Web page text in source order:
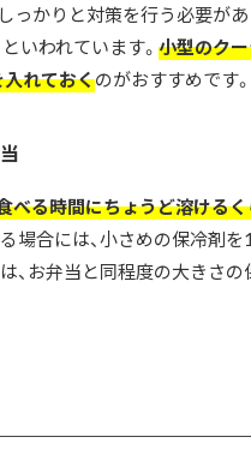
っかりと対策を行う必要が
いわれています。 小型のク
れておくのがおすすめです。
べる時間にちょうど溶ける
場合には、小さめの保冷剤
、お弁当と同程度の大きさ